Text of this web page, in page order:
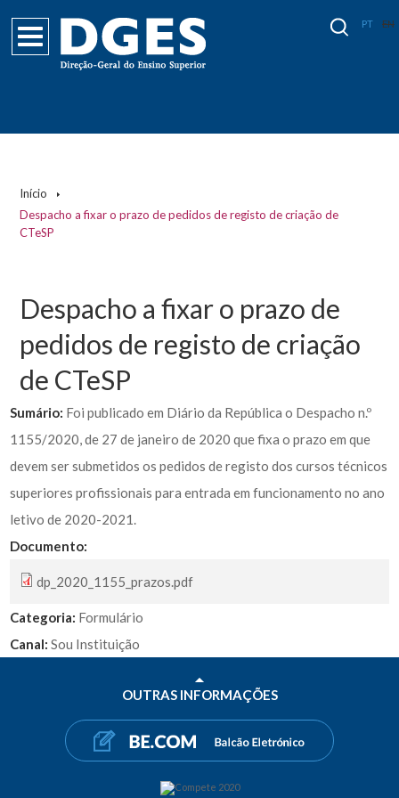
PT EN
Início
Despacho a fixar o prazo de pedidos de registo de criação de
CTeSP
Despacho a fixar o prazo de
pedidos de registo de criação
de CTeSP
Sumário: Foi publicado em Diário da República o Despacho n.º
1155/2020, de 27 de janeiro de 2020 que fixa o prazo em que
devem ser submetidos os pedidos de registo dos cursos técnicos
superiores profissionais para entrada em funcionamento no ano
letivo de 2020-2021.
Documento:
dp_2020_1155_prazos.pdf
Categoria: Formulário
Canal:Sou Instituição
OUTRAS INFORMAÇÕES